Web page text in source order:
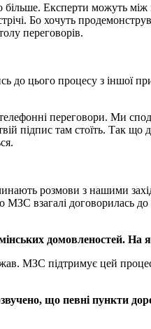
більше. Експерти можуть
Бо хочуть
переговорів.
до цього процесу з іншої
переговори. Ми
підпис там стоїть. Так що
розмови з нашими
взагалі договорилась до
домовленостей. На
МЗС підтримує цей
що певні пункти